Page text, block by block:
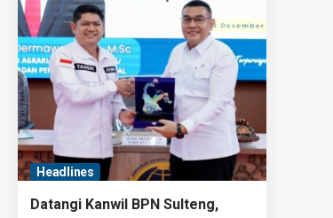
Headlines
Datangi Kanwil BPN Sulteng,